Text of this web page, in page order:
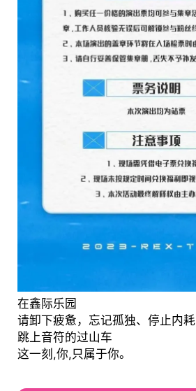
在鑫际乐园
请卸下疲惫，忘记孤独、停止内耗
跳上音符的过山车
这一刻,你,只属于你。